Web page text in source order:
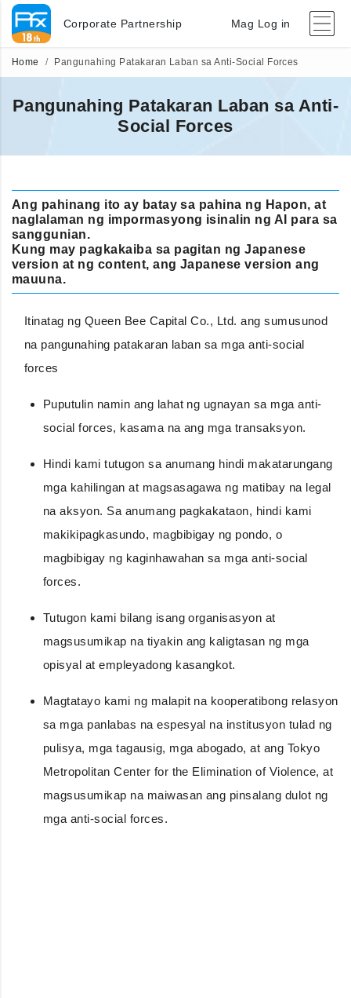
Corporate Partnership Mag Log in
Home Pangunahing Patakaran Laban sa Anti-Social Forces
Pangunahing Patakaran Laban sa Anti-
Social Forces
Ang pahinang ito ay batay sa pahina ng Hapon, at
naglalaman ng impormasyong isinalin ng AI para sa
sanggunian.
Kung may pagkakaiba sa pagitan ng Japanese
version at ng content, ang Japanese version ang
mauuna.
Itinatag ng Queen Bee Capital Co., Ltd. ang sumusunod
na pangunahing patakaran laban sa mga anti-social
forces
Puputulin namin ang lahat ng ugnayan sa mga anti-
social forces, kasama na ang mga transaksyon.
Hindi kami tutugon sa anumang hindi makatarungang
mga kahilingan at magsasagawa ng matibay na legal
na aksyon. Sa anumang pagkakataon, hindi kami
makikipagkasundo, magbibigay ng pondo, o
magbibigay ng kaginhawahan sa mga anti-social
forces.
Tutugon kami bilang isang organisasyon at
magsusumikap na tiyakin ang kaligtasan ng mga
opisyal at empleyadong kasangkot.
Magtatayo kami ng malapit na kooperatibong relasyon
sa mga panlabas na espesyal na institusyon tulad ng
pulisya, mga tagausig, mga abogado, at ang Tokyo
Metropolitan Center for the Elimination of Violence, at
magsusumikap na maiwasan ang pinsalang dulot ng
mga anti-social forces.